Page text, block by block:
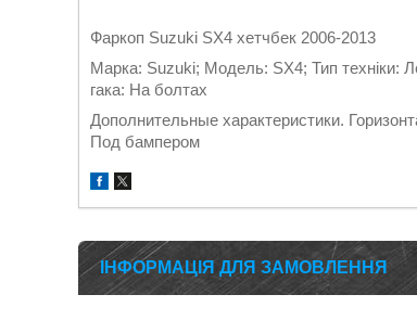
Фаркоп Suzuki SX4 хетчбек 2006-2013
Марка: Suzuki; Модель: SX4; Тип техніки:
гака: На болтах
Дополнительные характеристики.
Под бампером
ІНФОРМАЦІЯ ДЛЯ ЗАМОВЛЕННЯ